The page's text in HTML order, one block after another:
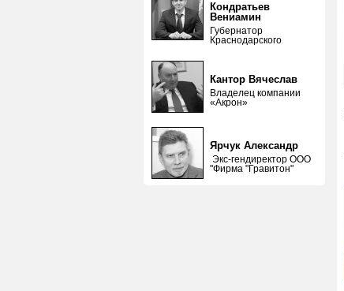
Кондратьев
Вениамин
Губернатор
Краснодарского
Кантор Вячеслав
Владелец компании
«Акрон»
Ярчук Александр
Экс-гендиректор ООО
"Фирма "Гравитон"